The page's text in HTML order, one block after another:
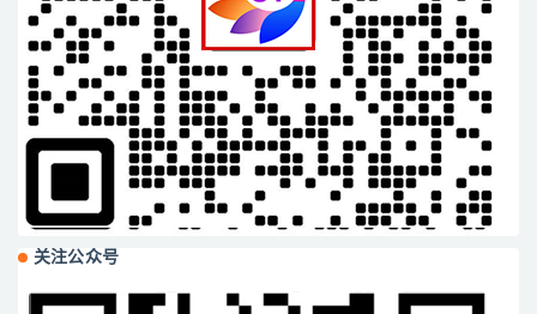
关注公众号